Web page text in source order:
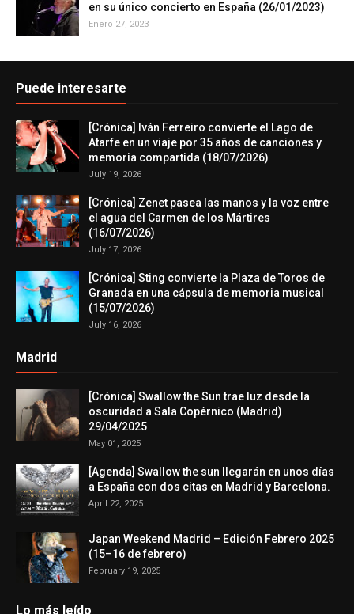
en su único concierto en España (26/01/2023)
Enero 27, 2023
Puede interesarte
[Crónica] Iván Ferreiro convierte el Lago de
Atarfe en un viaje por 35 años de canciones y
memoria compartida (18/07/2026)
July 19, 2026
[Crónica] Zenet pasea las manos y la voz entre
el agua del Carmen de los Mártires
(16/07/2026)
July 17, 2026
[Crónica] Sting convierte la Plaza de Toros de
Granada en una cápsula de memoria musical
(15/07/2026)
July 16, 2026
Madrid
[Crónica] Swallow the Sun trae luz desde la
oscuridad a Sala Copérnico (Madrid)
29/04/2025
May 01, 2025
[Agenda] Swallow the sun llegarán en unos días
a España con dos citas en Madrid y Barcelona.
April 22, 2025
Japan Weekend Madrid – Edición Febrero 2025
(15–16 de febrero)
February 19, 2025
Lo más leído